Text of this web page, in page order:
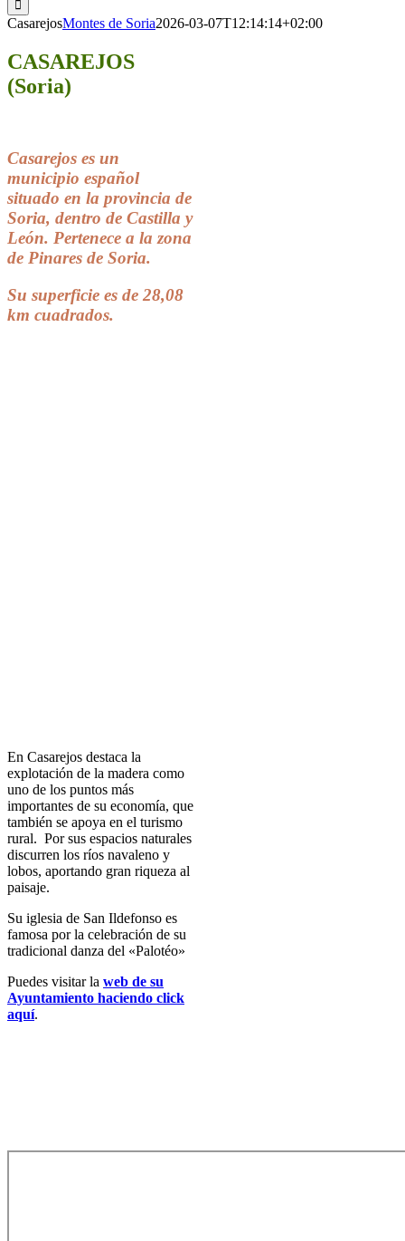
CasarejosMontes de Soria2026-03-07T12:14:14+02:00
CASAREJOS
(Soria)
Casarejos es un
municipio español
situado en la provincia de
Soria, dentro de Castilla y
León. Pertenece a la zona
de Pinares de Soria.
Su superficie es de 28,08
km cuadrados.
En Casarejos destaca la
explotación de la madera como
uno de los puntos más
importantes de su economía, que
también se apoya en el turismo
rural. Por sus espacios naturales
discurren los ríos navaleno y
lobos, aportando gran riqueza al
paisaje.
Su iglesia de San Ildefonso es
famosa por la celebración de su
tradicional danza del «Palotéo»
Puedes visitar la web de su
Ayuntamiento haciendo click
aquí.